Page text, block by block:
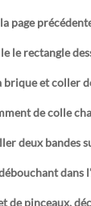
le rectangle
et coller
de colle
deux bandes
dans
de pinceaux,